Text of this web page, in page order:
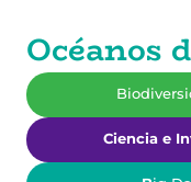
Océanos
Ciencia e